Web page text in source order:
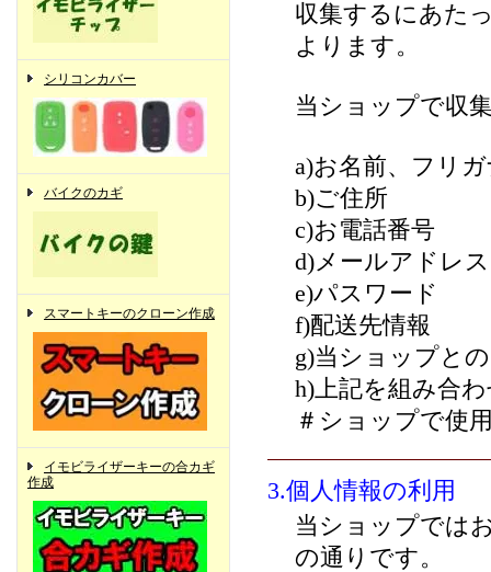
シリコンカバー
バイクのカギ
スマートキーのクローン作成
イモビライザーキーの合カギ
作成
収集するにあた
よります。
当ショップで収
a)お名前、フリ
b)ご住所
c)お電話番号
d)メールアドレス
e)パスワード
f)配送先情報
g)当ショップと
h)上記を組み合
＃ショップで使
3.個人情報の利用
当ショップでは
の通りです。